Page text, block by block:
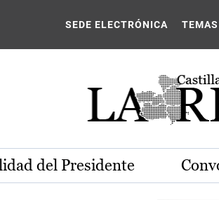
de Castilla-La
SEDE ELECTRÓNICA TEMAS
del Presidente